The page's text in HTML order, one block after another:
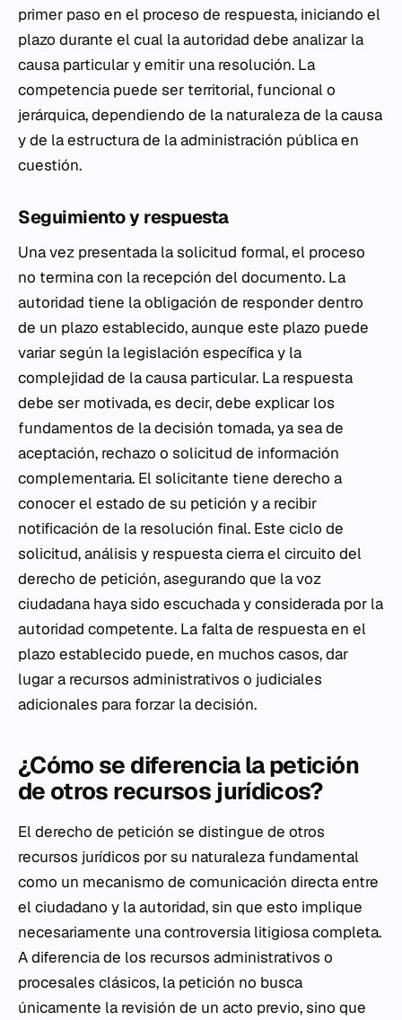
primer paso en el proceso de respuesta, iniciando el
plazo durante el cual la autoridad debe analizar la
causa particular y emitir una resolución. La
competencia puede ser territorial, funcional o
jerárquica, dependiendo de la naturaleza de la causa
y de la estructura de la administración pública en
cuestión.
Seguimiento y respuesta
Una vez presentada la solicitud formal, el proceso
no termina con la recepción del documento. La
autoridad tiene la obligación de responder dentro
de un plazo establecido, aunque este plazo puede
variar según la legislación específica y la
complejidad de la causa particular. La respuesta
debe ser motivada, es decir, debe explicar los
fundamentos de la decisión tomada, ya sea de
aceptación, rechazo o solicitud de información
complementaria. El solicitante tiene derecho a
conocer el estado de su petición y a recibir
notificación de la resolución final. Este ciclo de
solicitud, análisis y respuesta cierra el circuito del
derecho de petición, asegurando que la voz
ciudadana haya sido escuchada y considerada por la
autoridad competente. La falta de respuesta en el
plazo establecido puede, en muchos casos, dar
lugar a recursos administrativos o judiciales
adicionales para forzar la decisión.
¿Cómo se diferencia la petición
de otros recursos jurídicos?
El derecho de petición se distingue de otros
recursos jurídicos por su naturaleza fundamental
como un mecanismo de comunicación directa entre
el ciudadano y la autoridad, sin que esto implique
necesariamente una controversia litigiosa completa.
A diferencia de los recursos administrativos o
procesales clásicos, la petición no busca
únicamente la revisión de un acto previo, sino que